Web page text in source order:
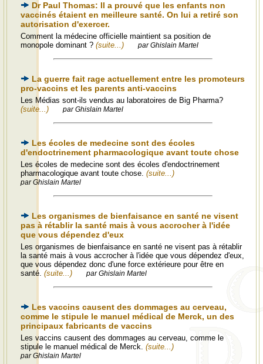
Dr Paul Thomas: Il a prouvé que les enfants non
vaccinés étaient en meilleure santé. On lui a retiré son
autorisation d'exercer.
Comment la médecine officielle maintient sa position de
monopole dominant ? (suite...) par Ghislain Martel
La guerre fait rage actuellement entre les promoteurs
pro-vaccins et les parents anti-vaccins
Les Médias sont-ils vendus au laboratoires de Big Pharma?
(suite...)
par Ghislain Martel
Les écoles de medecine sont des écoles
d'endoctrinement pharmacologique avant toute chose
Les écoles de medecine sont des écoles d'endoctrinement
pharmacologique avant toute chose. (suite...)
par Ghislain Martel
Les organismes de bienfaisance en santé ne visent
pas à rétablir la santé mais à vous accrocher à l'idée
que vous dépendez d'eux
Les organismes de bienfaisance en santé ne visent pas à rétablir
la santé mais à vous accrocher à l'idée que vous dépendez d'eux,
que vous dépendez donc d'une force extérieure pour être en
santé. (suite...) par Ghislain Martel
Les vaccins causent des dommages au cerveau,
comme le stipule le manuel médical de Merck, un des
principaux fabricants de vaccins
Les vaccins causent des dommages au cerveau, comme le
stipule le manuel médical de Merck. (suite...)
par Ghislain Martel